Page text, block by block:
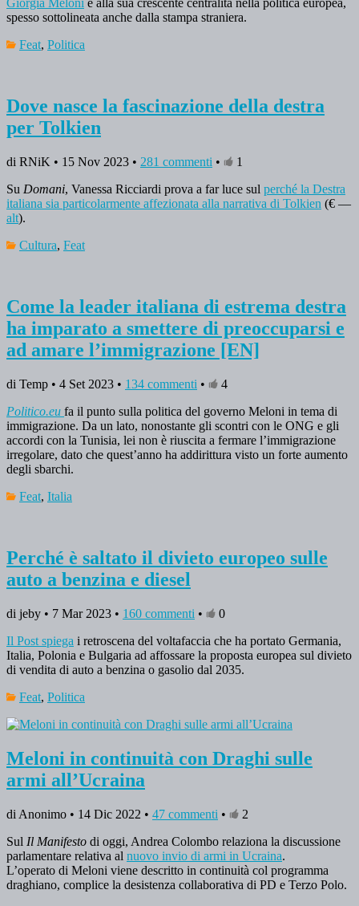
Giorgia Meloni e alla sua crescente centralità nella politica europea,
spesso sottolineata anche dalla stampa straniera.
Feat, Politica
Dove nasce la fascinazione della destra
per Tolkien
di RNiK • 15 Nov 2023 • 281 commenti •
1
Su Domani, Vanessa Ricciardi prova a far luce sul perché la Destra
italiana sia particolarmente affezionata alla narrativa di Tolkien (€ —
alt).
Cultura, Feat
Come la leader italiana di estrema destra
ha imparato a smettere di preoccuparsi e
ad amare l’immigrazione [EN]
di Temp • 4 Set 2023 • 134 commenti •
4
Politico.eu fa il punto sulla politica del governo Meloni in tema di
immigrazione. Da un lato, nonostante gli scontri con le ONG e gli
accordi con la Tunisia, lei non è riuscita a fermare l’immigrazione
irregolare, dato che quest’anno ha addirittura visto un forte aumento
degli sbarchi.
Feat, Italia
Perché è saltato il divieto europeo sulle
auto a benzina e diesel
di jeby • 7 Mar 2023 • 160 commenti •
0
Il Post spiega i retroscena del voltafaccia che ha portato Germania,
Italia, Polonia e Bulgaria ad affossare la proposta europea sul divieto
di vendita di auto a benzina o gasolio dal 2035.
Feat, Politica
Meloni in continuità con Draghi sulle
armi all’Ucraina
di Anonimo • 14 Dic 2022 • 47 commenti •
2
Sul Il Manifesto di oggi, Andrea Colombo relaziona la discussione
parlamentare relativa al nuovo invio di armi in Ucraina.
L’operato di Meloni viene descritto in continuità col programma
draghiano, complice la desistenza collaborativa di PD e Terzo Polo.